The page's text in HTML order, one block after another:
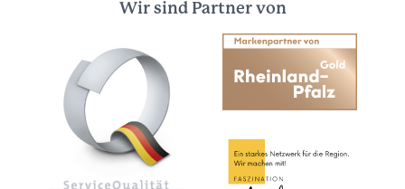
Wir sind Partner von